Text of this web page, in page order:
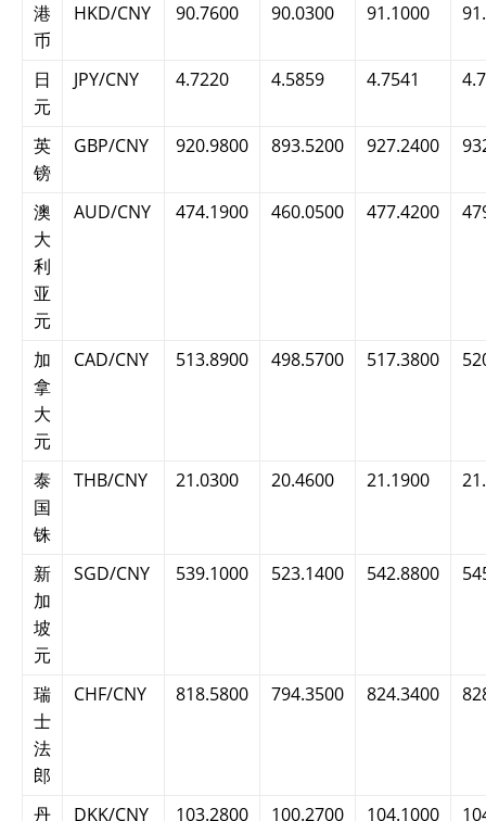
港
币
HKD/CNY 90.7600 90.0300 91.1000
日
元
JPY/CNY 4.7220 4.5859 4.7541
英
镑
GBP/CNY 920.9800 893.5200 927.2400
澳
大
利
亚
元
AUD/CNY 474.1900 460.0500 477.4200
加
拿
大
元
CAD/CNY 513.8900 498.5700 517.3800
泰
国
铢
THB/CNY 21.0300 20.4600 21.1900
新
加
坡
元
SGD/CNY 539.1000 523.1400 542.8800
瑞
士
法
郎
CHF/CNY 818.5800 794.3500 824.3400
丹 DKK/CNY 103.2800 100.2700 104.1000